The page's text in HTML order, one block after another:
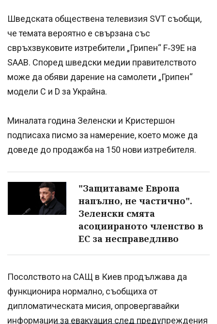
Шведската обществена телевизия SVT съобщи,
че темата вероятно е свързана със
свръхзвуковите изтребители „Грипен“ F‑39E на
SAAB. Според шведски медии правителството
може да обяви дарение на самолети „Грипен“
модели C и D за Украйна.
Миналата година Зеленски и Кристершон
подписаха писмо за намерение, което може да
доведе до продажба на 150 нови изтребителя.
"Защитаваме Европа
напълно, не частично".
Зеленски смята
асоциираното членство в
ЕС за несправедливо
Посолството на САЩ в Киев продължава да
функционира нормално, съобщиха от
дипломатическата мисия, опровергавайки
информации за евакуация след предупреждения